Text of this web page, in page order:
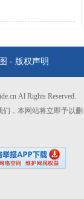
- 版权声明
Al Rights Reserved.
，本网站将立即予以删